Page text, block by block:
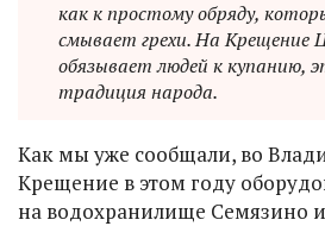
как к простому обряду,
смывает грехи. На Крещение
обязывает людей к купанию,
традиция народа.
Как мы уже сообщали, во
Крещение в этом году
на водохранилище Семязино и